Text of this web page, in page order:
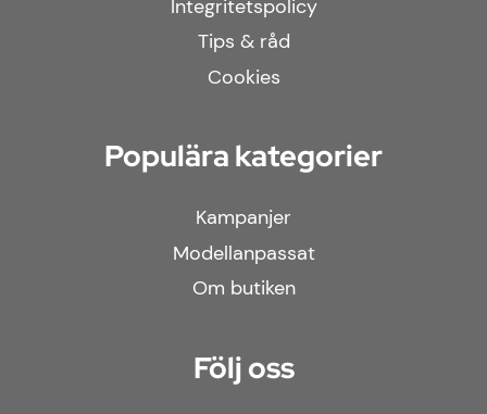
Integritetspolicy
Tips & råd
Cookies
Populära kategorier
Kampanjer
Modellanpassat
Om butiken
Följ oss